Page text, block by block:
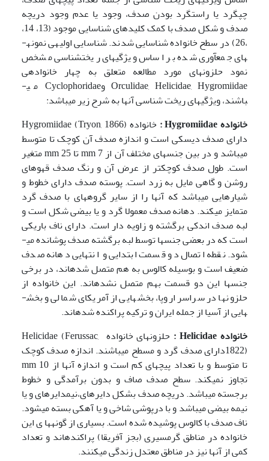
چپ­گرد یا راست­گرد بودن صدف، وجود یا عدم وجود دریچه
صدف و شکل صدف با کمک کلید­های شناسایی موجود (13، 14،
،26) در سطح خانواده شناسایی شدند. شناسایی اولیه­ی نمونه­
های جمع­آوری شده بر اساس ویژگی­های ریخت­شناسی مشخص
نمود حلزون­های مورد مطالعه متعلق به چهار خانواده­ی
Orculidae, Helicidae, Hygromiidae وCyclophoridae می­
باشند، ویژگی­های ریخت شناسی آن­ها به شرح زیر می­باشد:
خانوادهHygromiidae
:
خانواده Hygromiidae (Tryon, 1866)
دارای صدف دیسکی است و اندازه صدف آن کوچک تا متوسط
می­باشد و در بین جنس­های مختلف آن از mm 7 تا mm 25 متغیر
است. طول صدف کوچک­تر از عرض آن و رنگ صدف قهوه­ای
روشن و گاهی مایل به زرد است. پوسته صدف دارای خطوط و
شیارهایی می­باشد که آن­ها را از سایر گروه­های با صدف گرد
متمایز می­کند. دهانه صدف معمولا گرد و یا بیضی شکل است و
لبه صدف اندکی برگشته و زاویه دار است. دارای ناف باریکی
است که در بعضی جنس­ها توسط لبه برگشته صدف پوشانده می­
شود. نقطه اتصال دو قسمت ابتدایی و انتهایی دهانه صدف
ضعیف است و بوسیله کالوس به هم متصل شده­اند، در برخی
جنس­ها این دو قسمت بهم متصل نشده­اند. این خانواده از
حلزون­ها در سراسر اروپا، بخش­هایی از آمریکای شمالی و بخش­
هایی از آسیا از جمله ایران و ترکیه پراکنده شده­اند.
خانوادهHelicidae
:
حلزون­های خانواده Helicidae (Ferussac,
1822)دارای صدف گرد و مسطح می­باشند. اندازه صدف کوچک
تا متوسط و با تعداد پیچ­های کم است و اندازه آن­ها از mm 10
تجاوز نمی­کند. سطح صدف صاف و بدون برآمدگی و خطوط
برجسته می­باشد. دریچه صدف بشکل دایره­ای،‌نیم­دایره­ای و یا
نیمه بیضی می­باشد و با درپوشی شاخی و یا آهکی بسته می­شود.
ناف صدف با کالوس پوشیده شده است. بسیاری از گونه­ها ی این
خانواده در مناطق گرمسیری (بجز آفریقا) پراکنده­اند و تعداد
کمی از آن­ها نیز در مناطق معتدل زندگی می­کنند.